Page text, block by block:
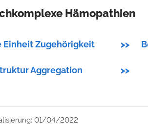
Hämopathien
Einheit Zugehörigkeit >>
Aggregation >>
01/04/2022